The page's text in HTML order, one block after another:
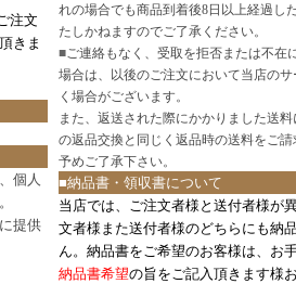
注文
きま
個人
提供
れの場合でも商品到着後8日以上経過し
たしかねますのでご了承ください。
■ご連絡もなく、受取を拒否または不在
場合は、以後のご注文において当店の
く場合がございます。
また、返送された際にかかりました送
の返品交換と同じく返品時の送料をご
予めご了承下さい。
■納品書・領収書について
当店では、ご注文者様と送付者様が
文者様また送付者様のどちらにも納
ん。納品書をご希望のお客様は、お
納品書希望の旨をご記入頂きます様